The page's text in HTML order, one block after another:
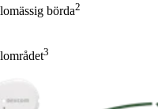
börda2
3